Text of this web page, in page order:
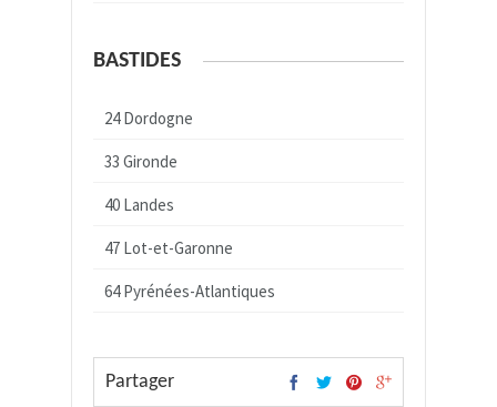
BASTIDES
24 Dordogne
33 Gironde
40 Landes
47 Lot-et-Garonne
64 Pyrénées-Atlantiques
Partager